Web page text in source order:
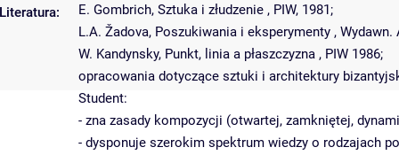
Literatura:
E. Gombrich, Sztuka i złudzenie , PIW, 1981;
L.A. Žadova, Poszukiwania i eksperymenty ,
W. Kandynsky, Punkt, linia a płaszczyzna , PIW 1986;
opracowania dotyczące sztuki i architektury
Student:
- zna zasady kompozycji (otwartej, zamkniętej,
- dysponuje szerokim spektrum wiedzy o rodzajach